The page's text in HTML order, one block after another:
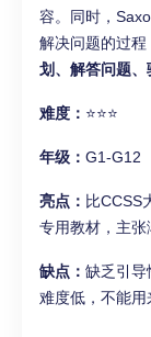
容。同时，
解决问题的过
划、解答问题、
难度： ⭐⭐⭐
年级： G1-G12
亮点： 比CCSS
专用教材，主张
缺点： 缺乏引导
难度低，不能用